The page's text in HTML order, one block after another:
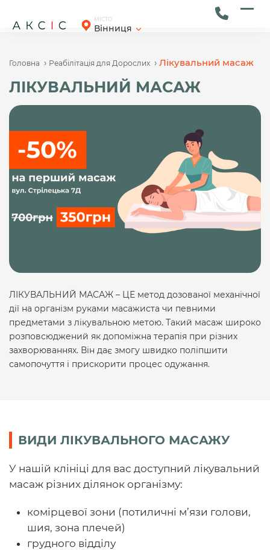
content
МІСТО
Вінниця
Головна › Реабілітація для Дорослих › Лікувальний масаж
ЛІКУВАЛЬНИЙ МАСАЖ
ЛІКУВАЛЬНИЙ МАСАЖ – ЦЕ метод дозованої механічної
дії на організм руками масажиста чи певними
предметами з лікувальною метою. Такий масаж широко
розповсюджений як допоміжна терапія при різних
захворюваннях. Він дає змогу швидко поліпшити
самопочуття і прискорити процес одужання.
ВИДИ ЛІКУВАЛЬНОГО МАСАЖУ
У нашій клініці для вас доступний лікувальний
масаж різних ділянок організму:
комірцевої зони (потиличні м’язи голови,
шия, зона плечей)
грудного відділу